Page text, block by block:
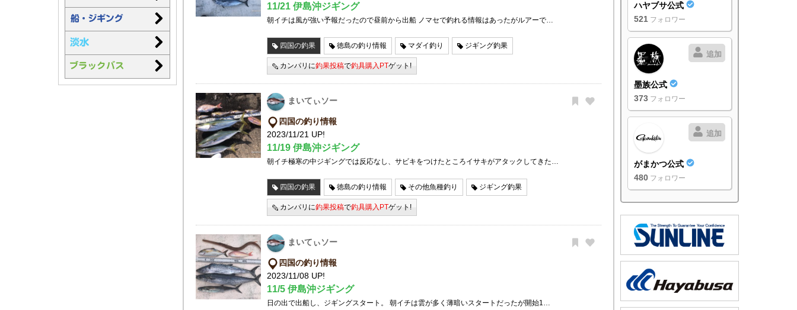
11/21 伊島沖ジギング
朝イチは風が強い予報だったので昼前から出船 ノマセで釣れる情報はあったがルアーで…
四国の釣果 徳島の釣り情報 マダイ釣り ジギング釣果
カンパリに釣果投稿で釣具購入PTゲット!
まいてぃソー
四国の釣り情報
2023/11/21 UP!
11/19 伊島沖ジギング
朝イチ極寒の中ジギングでは反応なし、サビキをつけたところイサキがアタックしてきた…
四国の釣果 徳島の釣り情報 その他魚種釣り ジギング釣果
カンパリに釣果投稿で釣具購入PTゲット!
まいてぃソー
四国の釣り情報
2023/11/08 UP!
11/5 伊島沖ジギング
日の出で出船し、ジギングスタート。 朝イチは雲が多く薄暗いスタートだったが開始1…
ハヤブサ公式
521 フォロワー
追加
墨族公式
373 フォロワー
追加
がまかつ公式
480 フォロワー